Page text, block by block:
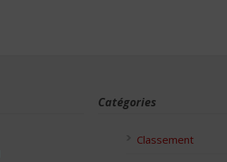
Catégories
Classement